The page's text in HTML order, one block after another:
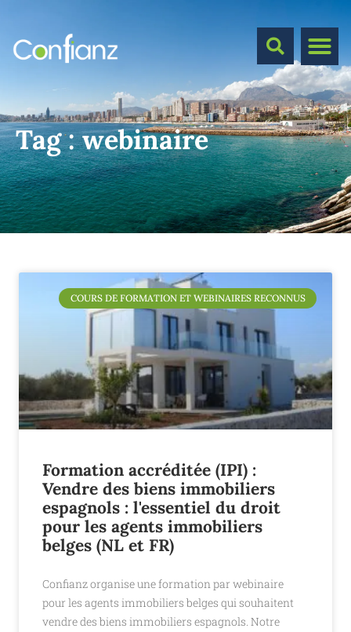
Tag :webinaire
COURS DE FORMATION ET WEBINAIRES RECONNUS
Formation accréditée (IPI) :
Vendre des biens immobiliers
espagnols : l'essentiel du droit
pour les agents immobiliers
belges (NL et FR)
Confianz organise une formation par webinaire
pour les agents immobiliers belges qui souhaitent
vendre des biens immobiliers espagnols. Notre